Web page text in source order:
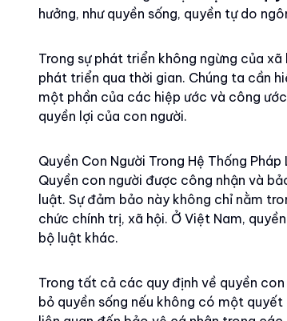
hưởng, như quyền sống, quyền tự do
Trong sự phát triển không ngừng của
phát triển qua thời gian. Chúng ta cần
một phần của các hiệp ước và công
quyền lợi của con người.
Quyền Con Người Trong Hệ Thống Pháp
Quyền con người được công nhận và
luật. Sự đảm bảo này không chỉ nằm
chức chính trị, xã hội. Ở Việt Nam,
bộ luật khác.
Trong tất cả các quy định về quyền
bỏ quyền sống nếu không có một